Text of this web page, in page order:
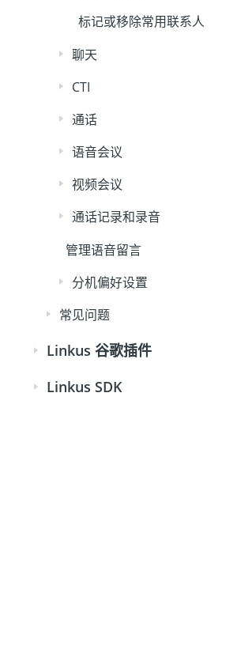
标记或移除常用联系人
聊天
CTI
通话
语音会议
视频会议
通话记录和录音
管理语音留言
分机偏好设置
常见问题
Linkus 谷歌插件
Linkus SDK